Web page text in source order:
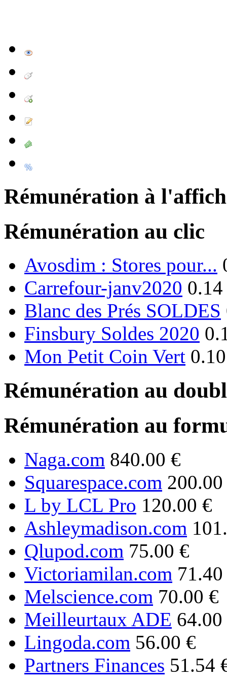
Rémunération à
Rémunération au clic
Avosdim : Stores pour...
Carrefour-janv2020
Blanc des Prés SOLDES
Finsbury Soldes 2020
Mon Petit Coin Vert
Rémunération au
Rémunération au
Naga.com 840.00 €
Squarespace.com
L by LCL Pro 120.00 €
Ashleymadison.com
Qlupod.com 75.00 €
Victoriamilan.com
Melscience.com 70.00 €
Meilleurtaux ADE 64.00
Lingoda.com 56.00 €
Partners Finances 51.54